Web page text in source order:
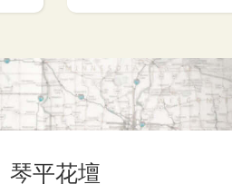
琴平花壇